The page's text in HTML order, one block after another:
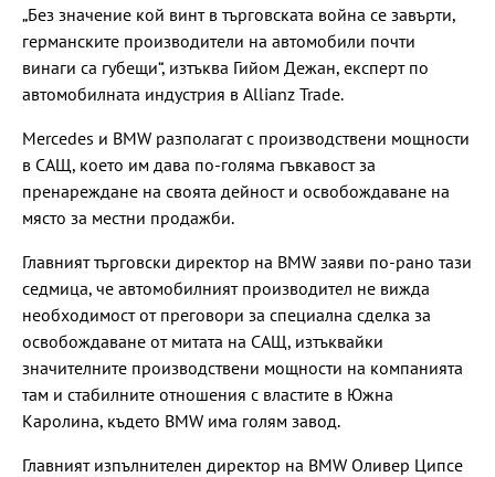
„Без значение кой винт в търговската война се завърти,
германските производители на автомобили почти
винаги са губещи“, изтъква Гийом Дежан, експерт по
автомобилната индустрия в Allianz Trade.
Mercedes и BMW разполагат с производствени мощности
в САЩ, което им дава по-голяма гъвкавост за
пренареждане на своята дейност и освобождаване на
място за местни продажби.
Главният търговски директор на BMW заяви по-рано тази
седмица, че автомобилният производител не вижда
необходимост от преговори за специална сделка за
освобождаване от митата на САЩ, изтъквайки
значителните производствени мощности на компанията
там и стабилните отношения с властите в Южна
Каролина, където BMW има голям завод.
Главният изпълнителен директор на BMW Оливер Ципсе